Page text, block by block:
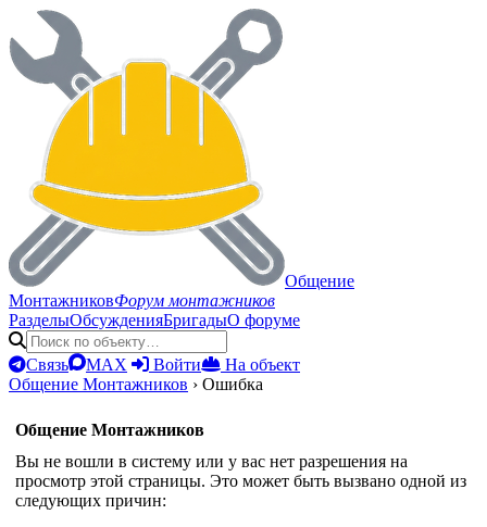
Общение
МонтажниковФорум монтажников
РазделыОбсужденияБригадыО форуме
Связь MAX Войти
На объект
Общение Монтажников › Ошибка
Общение Монтажников
Вы не вошли в систему или у вас нет разрешения на
просмотр этой страницы. Это может быть вызвано одной из
следующих причин: